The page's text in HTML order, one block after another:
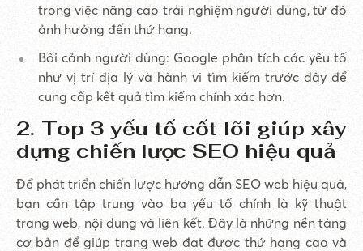
trong việc nâng cao trải nghiệm người dùng, từ đó
ảnh hưởng đến thứ hạng.
Bối cảnh người dùng: Google phân tích các yếu tố
như vị trí địa lý và hành vi tìm kiếm trước đây để
cung cấp kết quả tìm kiếm chính xác hơn.
2. Top 3 yếu tố cốt lõi giúp xây
dựng chiến lược SEO hiệu quả
Để phát triển chiến lược hướng dẫn SEO web hiệu quả,
bạn cần tập trung vào ba yếu tố chính là kỹ thuật
trang web, nội dung và liên kết. Đây là những nền tảng
cơ bản để giúp trang web đạt được thứ hạng cao và